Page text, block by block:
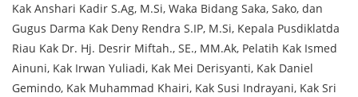
Kak Anshari Kadir S.Ag, M.Si, Waka Bidang Saka, Sako, dan
Gugus Darma Kak Deny Rendra S.IP, M.Si, Kepala Pusdiklatda
Riau Kak Dr. Hj. Desrir Miftah., SE., MM.Ak, Pelatih Kak Ismed
Ainuni, Kak Irwan Yuliadi, Kak Mei Derisyanti, Kak Daniel
Gemindo, Kak Muhammad Khairi, Kak Susi Indrayani, Kak Sri